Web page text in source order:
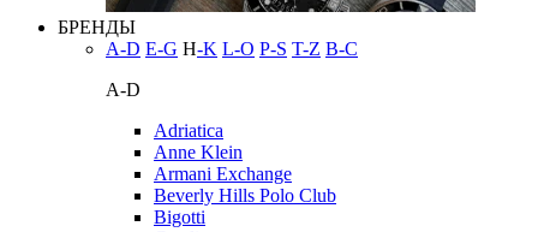
БРЕНДЫ
A-D E-G H-K L-O P-S T-Z В-С
A-D
Adriatica
Anne Klein
Armani Exchange
Beverly Hills Polo Club
Bigotti